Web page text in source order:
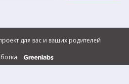
для вас и ваших родителей